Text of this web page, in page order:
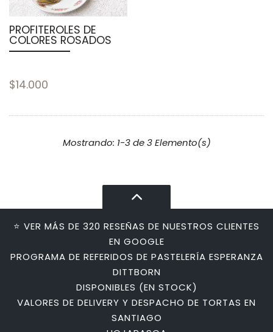
PROFITEROLES DE
COLORES ROSADOS
$14.000
Mostrando: 1-3 de 3 Elemento(s)
⭐ VER MÁS DE 320 RESEÑAS DE NUESTROS CLIENTES
EN GOOGLE
PROGRAMA DE REFERIDOS DE PASTELERÍA ESPERANZA
DITTBORN
DISPONIBLES (EN STOCK)
VALORES DE DELIVERY Y DESPACHO DE TORTAS EN
SANTIAGO